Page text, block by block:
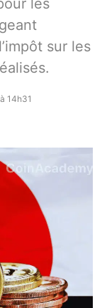
les
sur les
14h31